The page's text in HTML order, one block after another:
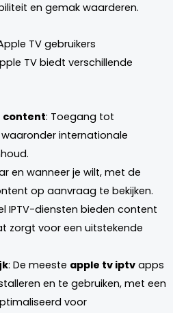
en gemak waarderen.
TV gebruikers
TV biedt verschillende
content: Toegang tot
internationale
en wanneer je wilt, met de
op aanvraag te bekijken.
IPTV-diensten bieden content
zorgt voor een uitstekende
: De meeste apple tv iptvapps
en te gebruiken, met een
voor